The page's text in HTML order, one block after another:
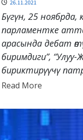
26.11.2021
Бүгүн, 25
парламентке
арасында дебат
биримдиги”,
бириктирүүчү
Read MoreRead
about